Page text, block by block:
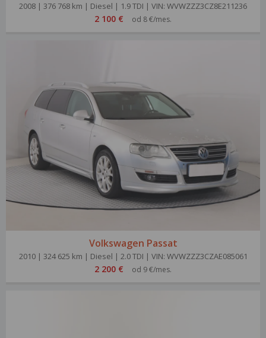
2008 | 376 768 km | Diesel | 1.9 TDI | VIN: WVWZZZ3CZ8E211236
2 100 € od 8 €/mes.
Volkswagen Passat
2010 | 324 625 km | Diesel | 2.0 TDI | VIN: WVWZZZ3CZAE085061
2 200 € od 9 €/mes.